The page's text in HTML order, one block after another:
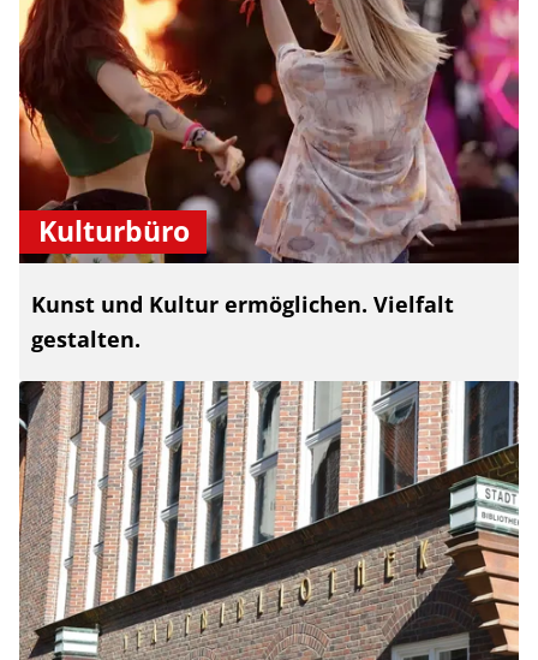
Kulturbüro
Kunst und Kultur ermöglichen. Vielfalt
gestalten.